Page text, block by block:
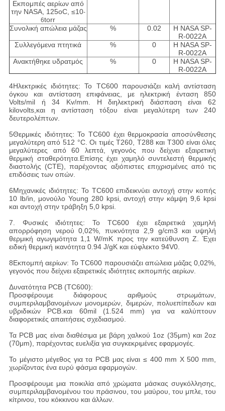
Εκπομπές αερίων από
την NASA, 125oC, ≤10-
6torr
Συνολική απώλεια μάζας
% 0.02
Η NASA SP-
R-0022A
Συλλεγόμενα πτητικά
% 0
Η NASA SP-
R-0022A
Ανακτήθηκε υδρατμός
% 0
Η NASA SP-
R-0022A
4Ηλεκτρικές ιδιότητες: Το TC600 παρουσιάζει καλή αντίσταση
όγκου και αντίσταση επιφάνειας, με ηλεκτρική ένταση 850
Volts/mil ή 34 Kv/mm. Η διηλεκτρική διάσπαση είναι 62
kilovolts,και η αντίσταση τόξου είναι μεγαλύτερη των 240
δευτερολέπτων.
5Θερμικές ιδιότητες: Το TC600 έχει θερμοκρασία αποσύνθεσης
μεγαλύτερη από 512 °C. Οι τιμές T260, T288 και T300 είναι όλες
μεγαλύτερες από 60 λεπτά, γεγονός που δείχνει εξαιρετική
θερμική σταθερότητα.Επίσης έχει χαμηλό συντελεστή θερμικής
διαστολής (CTE), παρέχοντας αξιόπιστες επιχρισμένες από τις
επιδόσεις των οπών.
6Μηχανικές ιδιότητες: Το TC600 επιδεικνύει αντοχή στην κοπής
10 lb/in, μονούλο Young 280 kpsi, αντοχή στην κάμψη 9,6 kpsi
και αντοχή στην τράβηξη 5,0 kpsi.
7. Φυσικές ιδιότητες: Το TC600 έχει εξαιρετικά χαμηλή
απορρόφηση νερού 0,02%, πυκνότητα 2,9 g/cm3 και υψηλή
θερμική αγωγιμότητα 1,1 W/mK προς την κατεύθυνση Z. Έχει
ειδική θερμική ικανότητα 0.94 J/gK και εύφλεκτο 94V0.
8Εκπομπή αερίων: Το TC600 παρουσιάζει απώλεια μάζας 0,02%,
γεγονός που δείχνει εξαιρετικές ιδιότητες εκπομπής αερίων.
Δυνατότητα PCB (TC600):
Προσφέρουμε διάφορους αριθμούς στρωμάτων,
συμπεριλαμβανομένων μονομερών, διμερών, πολυεπίπεδων και
υβριδικών PCB.και 60mil (1.524 mm) για να καλύπτουν
διαφορετικές απαιτήσεις σχεδιασμού.
Τα PCB μας είναι διαθέσιμα με βάρη χαλκού 1oz (35μm) και 2oz
(70μm), παρέχοντας ευελιξία για συγκεκριμένες εφαρμογές.
Το μέγιστο μέγεθος για τα PCB μας είναι ≤ 400 mm X 500 mm,
χωρίζοντας ένα ευρύ φάσμα εφαρμογών.
Προσφέρουμε μια ποικιλία από χρώματα μάσκας συγκόλλησης,
συμπεριλαμβανομένου του πράσινου, του μαύρου, του μπλε, του
κίτρινου, του κόκκινου και άλλων.